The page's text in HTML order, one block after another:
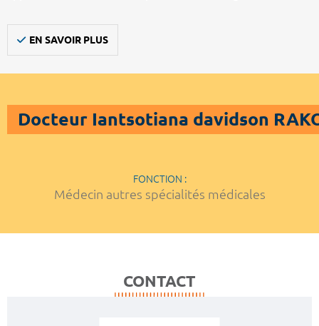
EN SAVOIR PLUS
Docteur Iantsotiana davidson
FONCTION :
Médecin autres spécialités médicales
CONTACT